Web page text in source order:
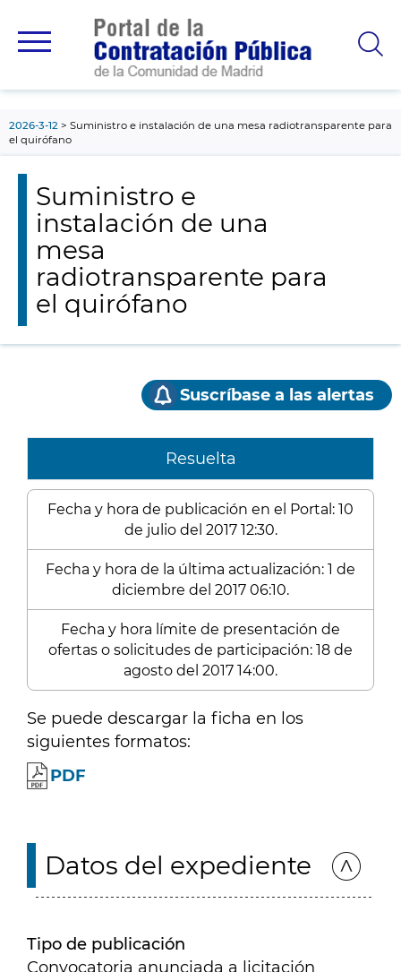
principal
2026-3-12
Suministro e instalación de una mesa radiotransparente para
el quirófano
Suministro e
instalación de una
mesa
radiotransparente para
el quirófano
Suscríbase a las alertas
Resuelta
Fecha y hora de publicación en el Portal: 10
de julio del 2017 12:30.
Fecha y hora de la última actualización: 1 de
diciembre del 2017 06:10.
Fecha y hora límite de presentación de
ofertas o solicitudes de participación: 18 de
agosto del 2017 14:00.
Se puede descargar la ficha en los
siguientes formatos:
PDF
Datos del expediente
Tipo de publicación
Convocatoria anunciada a licitación